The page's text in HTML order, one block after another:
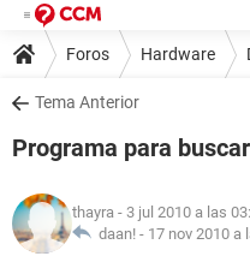
Foros Hardware
Tema Anterior
Programa para
thayra - 3 jul 2010 a las
daan! - 17 nov 2010 a